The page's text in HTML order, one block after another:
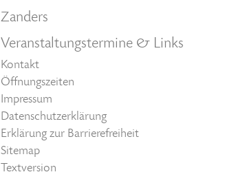
Zanders
Veranstaltungstermine & Links
Kontakt
Öffnungszeiten
Impressum
Datenschutzerklärung
Erklärung zur Barrierefreiheit
Sitemap
Textversion